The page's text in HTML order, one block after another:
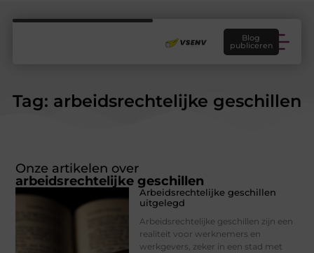
Blog
publiceren
Tag: arbeidsrechtelijke geschillen
Onze artikelen over
arbeidsrechtelijke geschillen
Arbeidsrechtelijke geschillen
uitgelegd
Arbeidsrechtelijke geschillen zijn een
realiteit voor werknemers en
werkgevers, zeker in een stad met